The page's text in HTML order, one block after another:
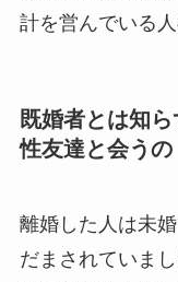
計を営んでいる人
既婚者とは知
性友達と会うの
離婚した人は未
だまされていま